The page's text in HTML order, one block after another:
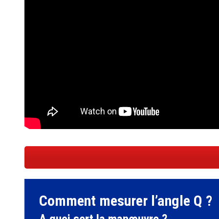
Comment mesurer l’angle Q ?